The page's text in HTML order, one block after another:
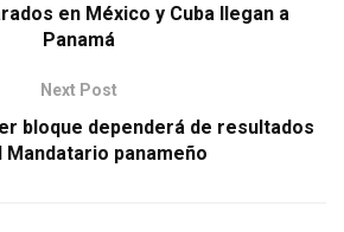
en México y Cuba llegan a
Panamá
Next Post
bloque dependerá de resultados
Mandatario panameño